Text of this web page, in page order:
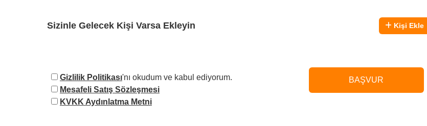
Sizinle Gelecek Kişi Varsa Ekleyin Kişi Ekle
Gizlilik Politikası'nı okudum ve kabul ediyorum.
Mesafeli Satış Sözleşmesi
KVKK Aydınlatma Metni
BAŞVUR